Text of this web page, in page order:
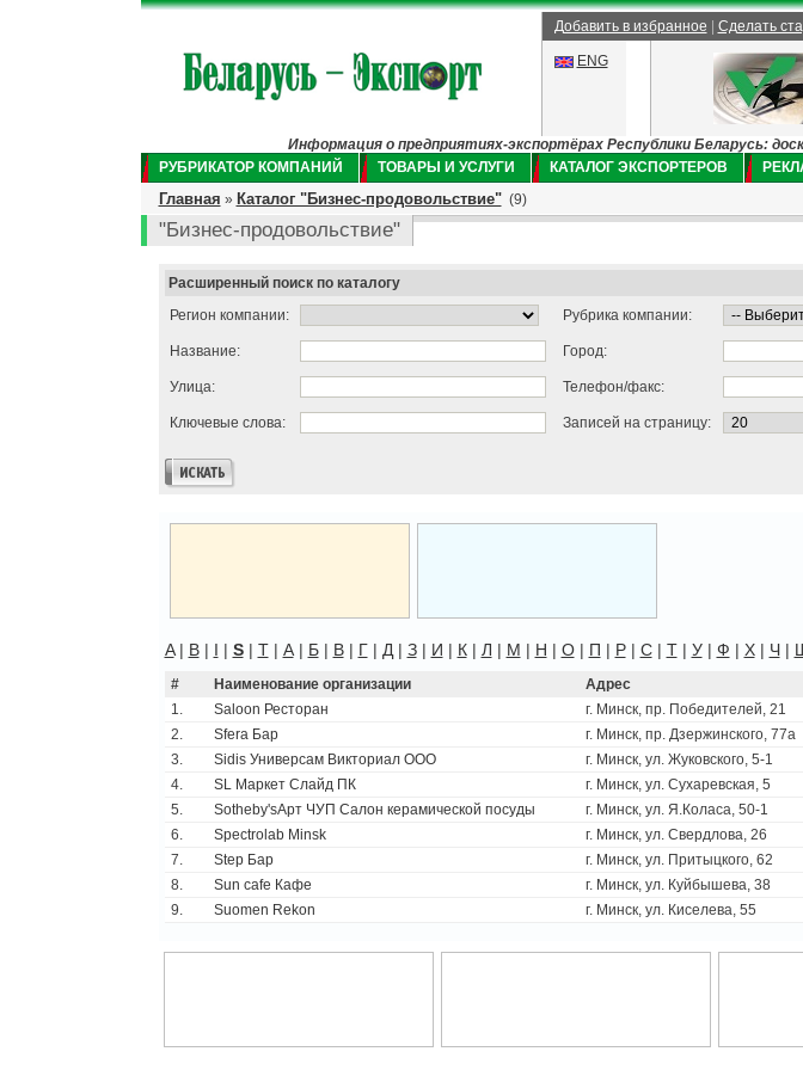
Добавить в избранное Сделать
ENG
Информация о предприятиях-экспортёрах Республики Беларусь:
РУБРИКАТОР КОМПАНИЙ
ТОВАРЫ И УСЛУГИ КАТАЛОГ ЭКСПОРТЕРОВ
Главная » Каталог "Бизнес-продовольствие"(9)
"Бизнес-продовольствие"
Расширенный поиск по каталогу
Регион компании:
Рубрика компании:
Название: Город:
Улица: Телефон/факс:
Ключевые слова: Записей на страницу:
A| B| I | S| T| А| Б| В| Г| Д| З| И | К| Л | М | Н | О| П | Р| С| Т| У| Ф | Х| Ч|
# Наименование организации Адрес
1.
Saloon Ресторан г. Минск, пр. Победителей, 21
2.
Sfera Бар г. Минск, пр. Дзержинского, 77а
3.
Sidis Универсам Викториал ООО г. Минск, ул. Жуковского, 5-1
4.
SL Маркет Слайд ПК г. Минск, ул. Сухаревская, 5
5.
Sotheby'sАрт ЧУП Салон керамической посуды г. Минск, ул. Я.Коласа, 50-1
6.
Spectrolab Minsk г. Минск, ул. Свердлова, 26
7.
Step Бар г. Минск, ул. Притыцкого, 62
8.
Sun cafe Кафе г. Минск, ул. Куйбышева, 38
9.
Suomen Rekon г. Минск, ул. Киселева, 55